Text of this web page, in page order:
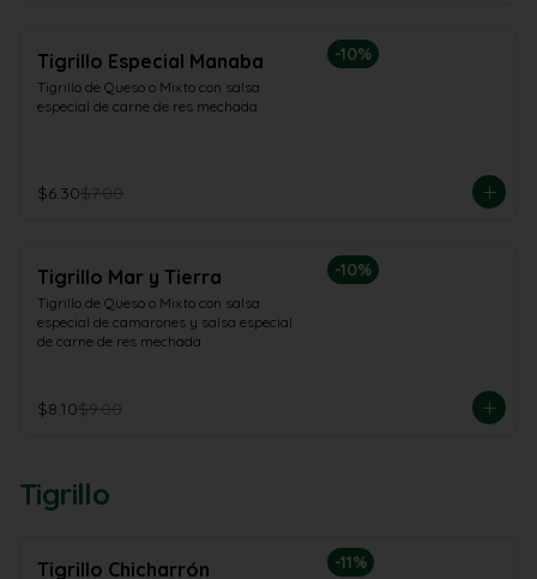
-10%
Tigrillo Especial Manaba
Tigrillo de Queso o Mixto con salsa
especial de carne de res mechada
$6.30$7.00
-10%
Tigrillo Mar y Tierra
Tigrillo de Queso o Mixto con salsa
especial de camarones y salsa especial
de carne de res mechada
$8.10$9.00
Tigrillo
-11%
Tigrillo Chicharrón